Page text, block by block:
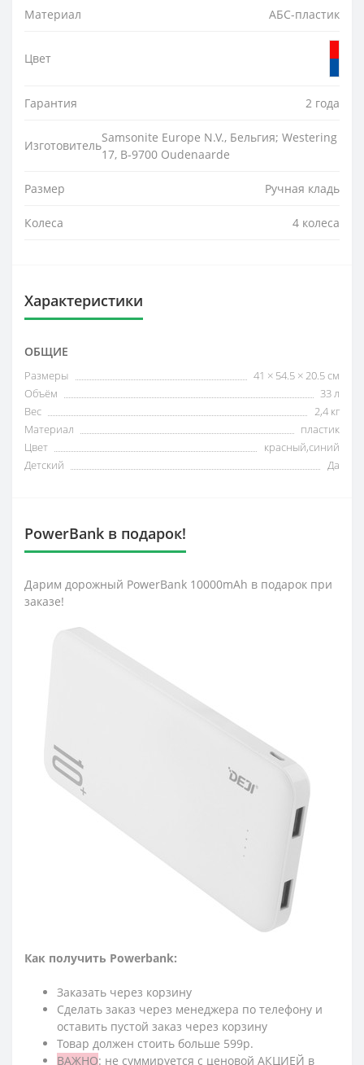
Материал АБС-пластик
Цвет
Гарантия 2 года
Изготовитель
Samsonite Europe N.V., Бельгия; Westering
17, B-9700 Oudenaarde
Размер Ручная кладь
Колеса 4 колеса
Характеристики
ОБЩИЕ
Размеры
41 × 54.5 × 20.5 см
Объём
33 л
Вес
2,4 кг
Материал
пластик
Цвет
красный,синий
Детский
Да
PowerBank в подарок!
Дарим дорожный PowerBank 10000mAh в подарок при
заказе!
Как получить Powerbank:
Заказать через корзину
Сделать заказ через менеджера по телефону и
оставить пустой заказ через корзину
Товар должен стоить больше 599р.
ВАЖНО: не суммируется с ценовой АКЦИЕЙ в